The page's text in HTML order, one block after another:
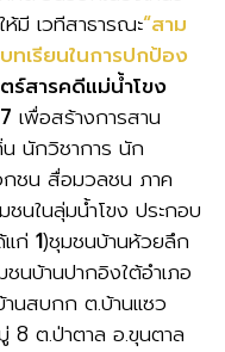
ห้มี เวทีสาธารณะ“สาม
บทเรียนในการปกป้อง
สารคดีแม่น้ำโขง
เพื่อสร้างการสาน
นักวิชาการ นัก
กชน สื่อมวลชน ภาค
นในลุ่มน้ำโขง ประกอบ
ก่ 1)ชุมชนบ้านห้วยลึก
ชนบ้านปากอิงใต้อําเภอ
นสบกก ต.บ้านแซว
8 ต.ป่าตาล อ.ขุนตาล